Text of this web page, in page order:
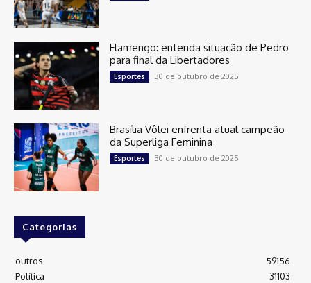
Flamengo: entenda situação de Pedro
para final da Libertadores
Esportes 30 de outubro de 2025
Brasília Vôlei enfrenta atual campeão
da Superliga Feminina
Esportes 30 de outubro de 2025
Categorias
outros
59156
Política
31103